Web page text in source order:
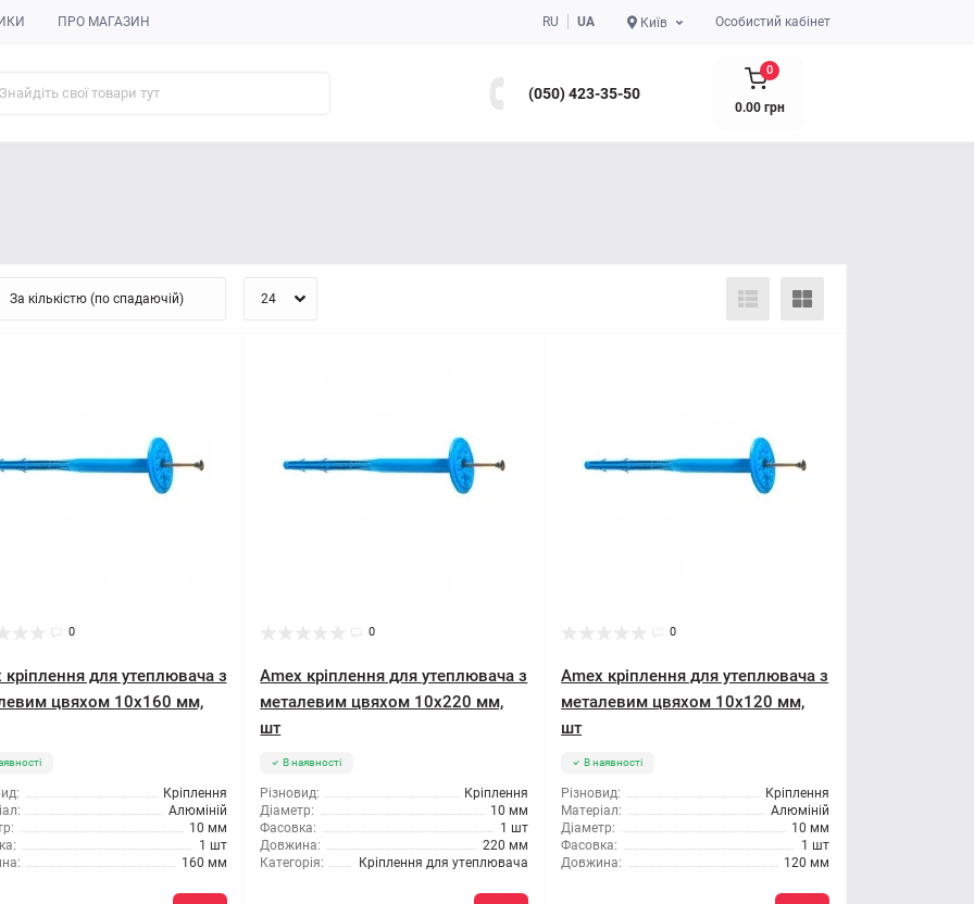
ПРО МАГАЗИН RU UA Київ Особистий кабінет
(050) 423-35-50
0
0.00 грн
0
кріплення для утеплювача з
цвяхом 10x160 мм,
Кріплення
Алюміній
10 мм
1 шт
160 мм
0
Amex кріплення для утеплювача з
металевим цвяхом 10x220 мм,
шт
В наявності
Різновид:
Кріплення
Діаметр:
10 мм
Фасовка:
1 шт
Довжина:
220 мм
Категорія:
Кріплення для утеплювача
0
Amex кріплення для утеплювача з
металевим цвяхом 10x120 мм,
шт
В наявності
Різновид:
Кріплення
Матеріал:
Алюміній
Діаметр:
10 мм
Фасовка:
1 шт
Довжина:
120 мм